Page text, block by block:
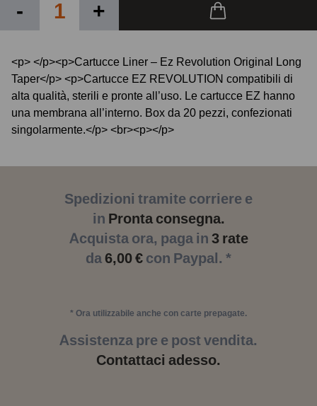
- +
<p> </p><p>Cartucce Liner – Ez Revolution Original Long
Taper</p> <p>Cartucce EZ REVOLUTION compatibili di
alta qualità, sterili e pronte all’uso. Le cartucce EZ hanno
una membrana all’interno. Box da 20 pezzi, confezionati
singolarmente.</p> <br><p></p>
Spedizioni tramite corriere e
in Pronta consegna.
Acquista ora, paga in 3 rate
da6,00 € con Paypal. *
* Ora utilizzabile anche con carte prepagate.
Assistenza pre e post vendita.
Contattaci adesso.